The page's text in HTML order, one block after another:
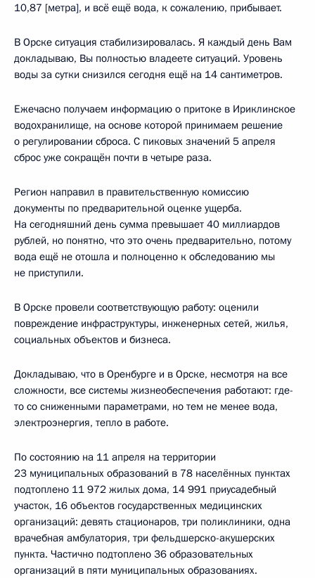
10,87 [метра], и всё ещё вода, к сожалению, прибывает.
В Орске ситуация стабилизировалась. Я каждый день Вам
докладываю, Вы полностью владеете ситуаций. Уровень
воды за сутки снизился сегодня ещё на 14 сантиметров.
Ежечасно получаем информацию о притоке в Ириклинское
водохранилище, на основе которой принимаем решение
о регулировании сброса. С пиковых значений 5 апреля
сброс уже сокращён почти в четыре раза.
Регион направил в правительственную комиссию
документы по предварительной оценке ущерба.
На сегодняшний день сумма превышает 40 миллиардов
рублей, но понятно, что это очень предварительно, потому
вода ещё не отошла и полноценно к обследованию мы
не приступили.
В Орске провели соответствующую работу: оценили
повреждение инфраструктуры, инженерных сетей, жилья,
социальных объектов и бизнеса.
Докладываю, что в Оренбурге и в Орске, несмотря на все
сложности, все системы жизнеобеспечения работают: где-
то со сниженными параметрами, но тем не менее вода,
электроэнергия, тепло в работе.
По состоянию на 11 апреля на территории
23 муниципальных образований в 78 населённых пунктах
подтоплено 11 972 жилых дома, 14 991 приусадебный
участок, 16 объектов государственных медицинских
организаций: девять стационаров, три поликлиники, одна
врачебная амбулатория, три фельдшерско-акушерских
пункта. Частично подтоплено 36 образовательных
организаций в пяти муниципальных образованиях.